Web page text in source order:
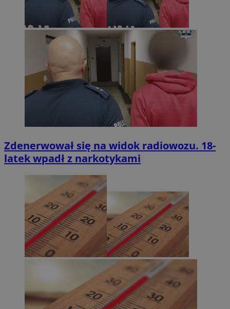
Zdenerwował się na widok radiowozu. 18-
latek wpadł z narkotykami